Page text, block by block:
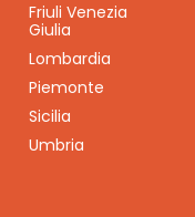
Friuli Venezia
Giulia
Lombardia
Piemonte
Sicilia
Umbria